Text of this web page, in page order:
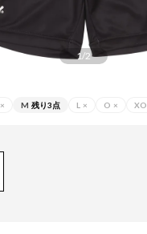
1/2
× M 残り3点 L × O × XO